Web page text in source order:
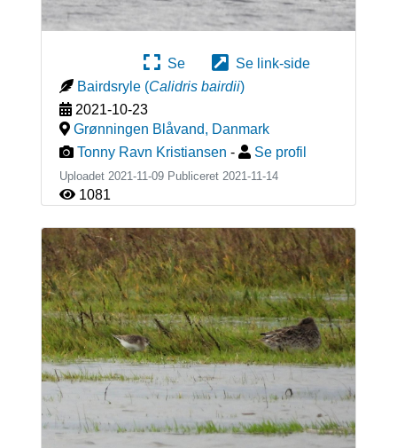
Se
Se link-side
Bairdsryle (Calidris bairdii)
2021-10-23
Grønningen Blåvand, Danmark
Tonny Ravn Kristiansen - Se profil
Uploadet 2021-11-09 Publiceret 2021-11-14
1081